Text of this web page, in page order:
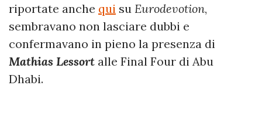
riportate anche qui su Eurodevotion,
sembravano non lasciare dubbi e
confermavano in pieno la presenza di
Mathias Lessort alle Final Four di Abu
Dhabi.